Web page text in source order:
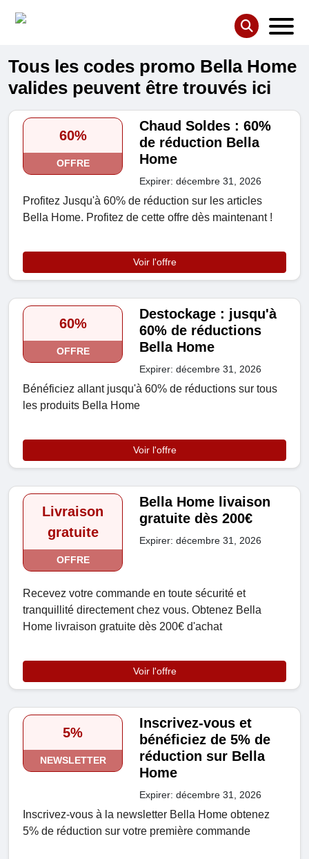
Tous les codes promo Bella Home
valides peuvent être trouvés ici
60%
OFFRE
Chaud Soldes : 60%
de réduction Bella
Home
Expirer: décembre 31, 2026
Profitez Jusqu'à 60% de réduction sur les articles
Bella Home. Profitez de cette offre dès maintenant !
Voir l'offre
60%
OFFRE
Destockage : jusqu'à
60% de réductions
Bella Home
Expirer: décembre 31, 2026
Bénéficiez allant jusqu'à 60% de réductions sur tous
les produits Bella Home
Voir l'offre
Livraison
gratuite
OFFRE
Bella Home livaison
gratuite dès 200€
Expirer: décembre 31, 2026
Recevez votre commande en toute sécurité et
tranquillité directement chez vous. Obtenez Bella
Home livraison gratuite dès 200€ d'achat
Voir l'offre
5%
NEWSLETTER
Inscrivez-vous et
bénéficiez de 5% de
réduction sur Bella
Home
Expirer: décembre 31, 2026
Inscrivez-vous à la newsletter Bella Home obtenez
5% de réduction sur votre première commande